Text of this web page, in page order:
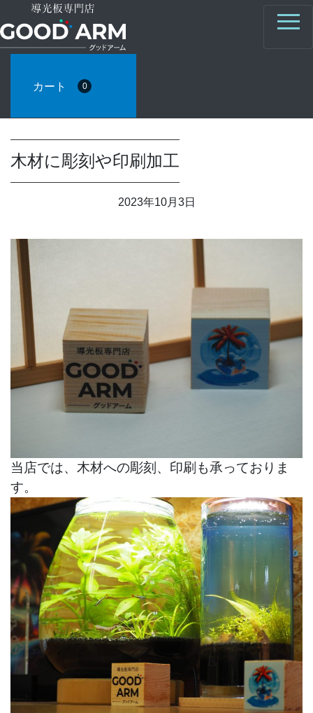
カート 0
木材に彫刻や印刷加工
2023年10月3日
当店では、木材への彫刻、印刷も承っておりま
す。